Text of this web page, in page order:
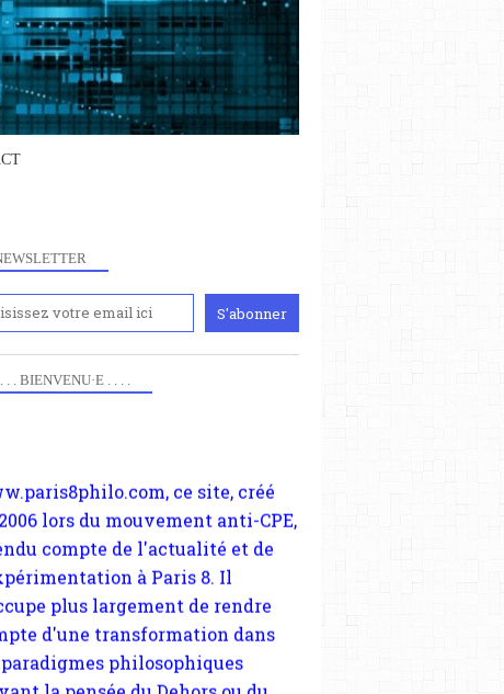
. . . . BIENVENU·E . . . .
2006 lors du mouvement anti-CPE,
plus largement de rendre
d'une transformation dans
paradigmes philosophiques
la pensée du Dehors ou du
omme la nomme les
classique. Nous
quant à nous déjà basculé
dans la modernité